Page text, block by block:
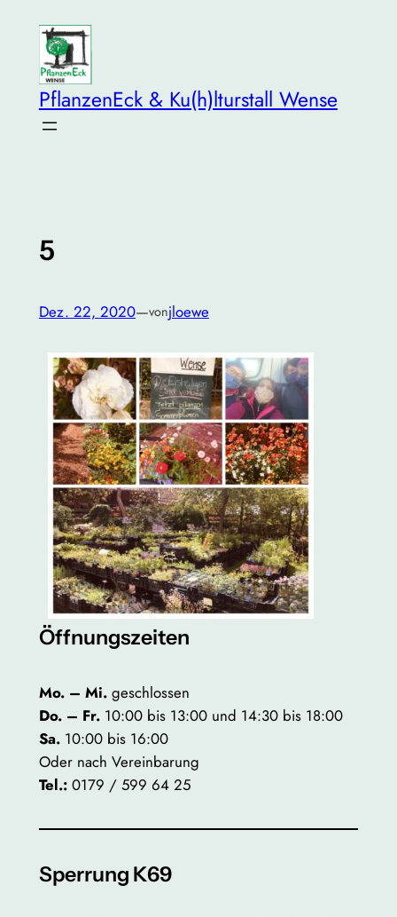
springen
PflanzenEck & Ku(h)lturstall Wense
5
Dez. 22, 2020—vonjloewe
Öffnungszeiten
Mo. – Mi.geschlossen
Do. – Fr. 10:00 bis 13:00 und 14:30 bis 18:00
Sa.10:00 bis 16:00
Oder nach Vereinbarung
Tel.:0179 / 599 64 25
Sperrung K69